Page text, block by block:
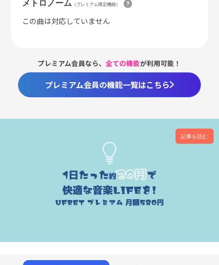
メトロノーム （プレミアム限定機能）
この曲は対応していません
プレミアム会員なら、全ての機能が利用可能！
プレミアム会員の機能一覧はこちら
記事を読む